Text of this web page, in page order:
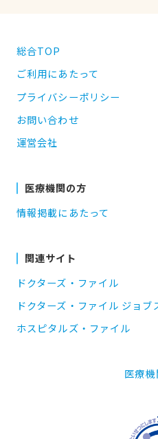
総合TOP
ご利用にあたって
プライバシーポリシー
お問い合わせ
運営会社
医療機関の方
情報掲載にあたって
関連サイト
ドクターズ・ファイル
ドクターズ・ファイル ジョブ
ホスピタルズ・ファイル
医療